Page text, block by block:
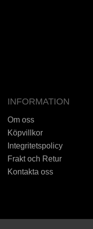
INFORMATION
Om oss
Köpvillkor
Integritetspolicy
Frakt och Retur
Kontakta oss